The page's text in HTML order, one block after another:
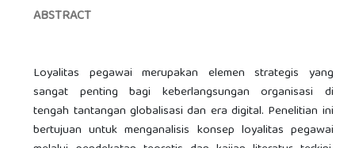
ABSTRACT
Loyalitas pegawai merupakan elemen strategis yang
sangat penting bagi keberlangsungan organisasi di
tengah tantangan globalisasi dan era digital. Penelitian ini
bertujuan untuk menganalisis konsep loyalitas pegawai